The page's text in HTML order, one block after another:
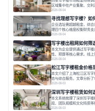
区域集中在产业集聚、交
性与员工体验，倾向于提供
长，推动市场向多元化、高
一现象引发了的广泛关注。
2026-08-04
寻找理想写字楼？如
企业选址需超越租金，综
理四个核心维度权衡财务
套服务及社群资源赋能业务
言，寻找一处合适的办公空
更直接影响着企业的品牌形
2026-08-04
写字楼出租网如何筛
本文为企业提供通过写字
性、预算等核心需求。线
区产业生态与交通区位价值
进行线下实地验证，核对空
数字化时代，写字楼出租网
2026-08-04
松江写字楼租金价格
本文介绍了上海松江区写
态与综合服务。文章分析
空间。之后，以德必集团为
求与长期价值，选择匹配的
解该区域的写字楼市场概况
2026-08-03
深圳写字楼租赁如何
本文系统梳理了深圳写字
段、团队规模和文化特质等
新活力强，前海具政策优势
2026-08-03